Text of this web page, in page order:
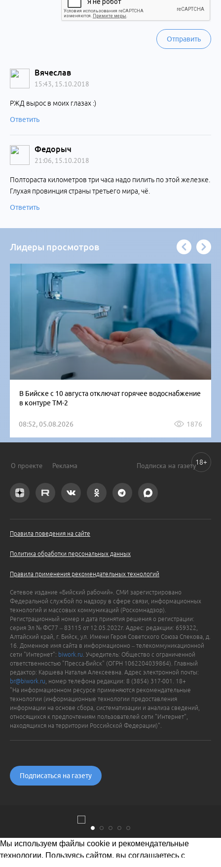
Отправить
Вячеслав
15:43, 15.10.2018
РЖД вырос в моих глазах :)
Ответить
Федорыч
21:06, 15.10.2018
Полтораста километров три часа надо пилить по этой железке.
Глухая провинция страны третьего мира, чё.
Ответить
Лидеры просмотров
В Бийске с 10 августа отключат горячее водоснабжение
в контуре ТМ-2
08:52, 05.08.2026 1876
О проекте Реклама Подписка на газету
Правила поведения на сайте
Политика обработки персональных данных
Правила применения рекомендательных технологий
Сетевое издание «Бийский рабочий». СМИ зарегистрировано
Федеральной службой по надзору в сфере связи, информационных
технологий и массовых коммуникаций (Роскомнадзор).
Регистрационный номер и дата принятия решения о регистрации:
серия Эл № ФС77 – 83115 от 12.05.2022г. Адрес: редакции: 659322,
Алтайский край, г. Бийск, ул. Имени Героя Советского Союза Спекова, д.
16. Доменное имя сайта в информационно – телекоммуникационной
сети "Интернет": biwork.ru . Учредитель: Общество с ограниченной
ответственностью "Пресса-Бийск" (ОГРН 1062204039864). Главный
редактор: Каршева Наталья Алексеевна. Адрес электронной почты:
br@biwork.ru , номер телефона редакции: 8 (3854) 317-001. 18+
"На информационном ресурсе применяются рекомендательные
технологии (информационные технологии предоставления
информации на основе сбора, систематизации и анализа сведений,
относящихся к предпочтениям пользователей сети "Интернет",
находящихся на территории Российской Федерации)".
Подписаться на газету
18+
Мы используем файлы cookie и рекомендательные
технологии. Пользуясь сайтом, вы соглашаетесь с